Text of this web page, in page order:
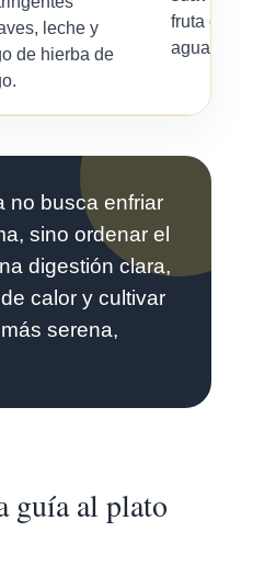
leche y
de hierba de
fruta
agua.
no busca enfriar
sino ordenar el
digestión clara,
calor y cultivar
serena,
guía al plato